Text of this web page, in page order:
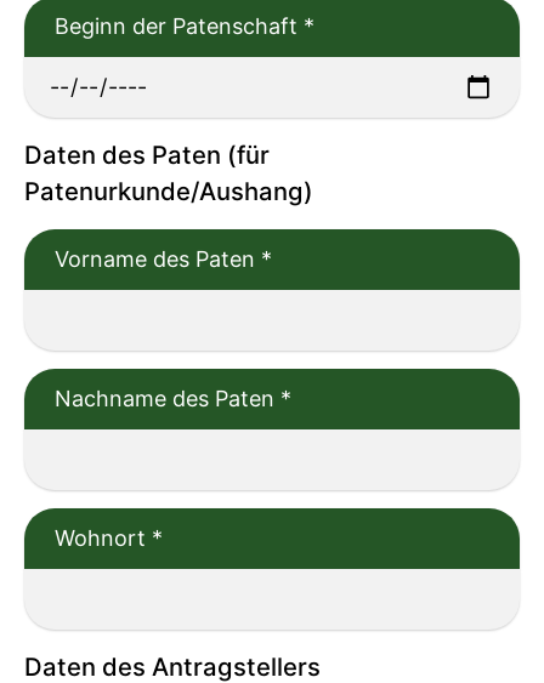
Beginn der Patenschaft *
Daten des Paten (für
Patenurkunde/Aushang)
Vorname des Paten *
Nachname des Paten *
Wohnort *
Daten des Antragstellers